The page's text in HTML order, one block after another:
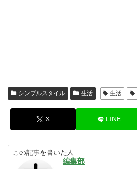
シンプルスタイル 生活 生活
X LINE
この記事を書いた人
編集部